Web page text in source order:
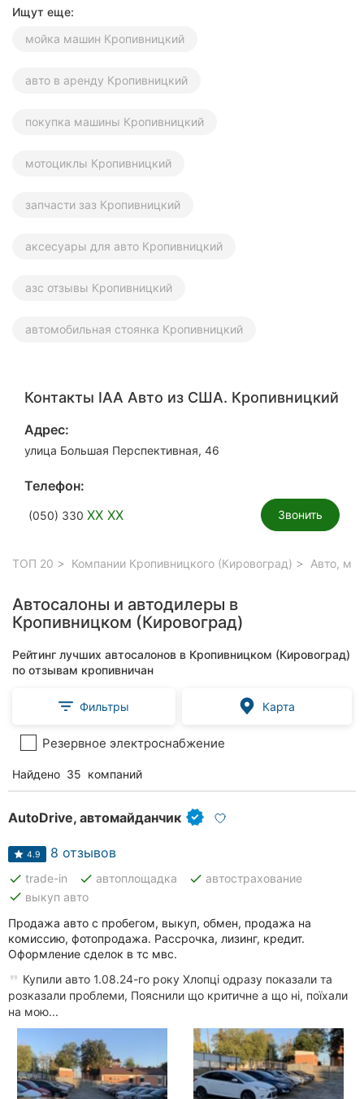
Ищут еще:
мойка машин Кропивницкий
авто в аренду Кропивницкий
покупка машины Кропивницкий
мотоциклы Кропивницкий
запчасти заз Кропивницкий
аксесуары для авто Кропивницкий
азс отзывы Кропивницкий
автомобильная стоянка Кропивницкий
Контакты IAA Авто из США. Кропивницкий
Адрес:
улица Большая Перспективная, 46
Телефон:
(050) 330 XX XX Звонить
ТОП 20 Компании Кропивницкого (Кировоград) Авто,
Автосалоны и автодилеры в
Кропивницком (Кировоград)
Рейтинг лучших автосалонов в Кропивницком (Кировоград)
по отзывам кропивничан
Фильтры Карта
Резервное электроснабжение
Найдено 35 компаний
AutoDrive, автомайданчик
4.9 8 отзывов
done trade-in done автоплощадка done автострахование
done выкуп авто
Продажа авто с пробегом, выкуп, обмен, продажа на
комиссию, фотопродажа. Рассрочка, лизинг, кредит.
Оформление сделок в тс мвс.
Купили авто 1.08.24-го року Хлопці одразу показали та
розказали проблеми, Пояснили що критичне а що ні, поїхали
на мою...